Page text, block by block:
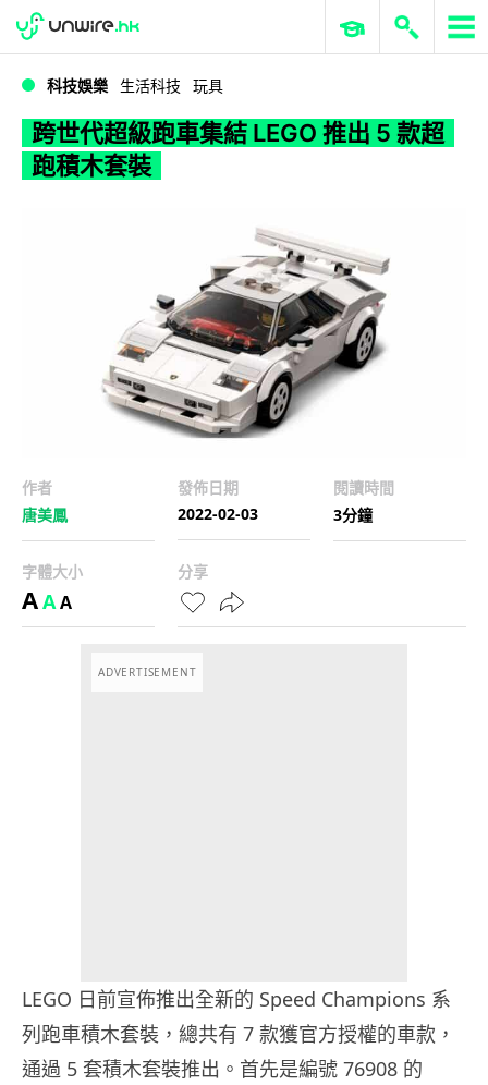
WWDC 2026 ERP 與商業 AI
科技娛樂 生活科技 玩具
跨世代超級跑車集結 LEGO 推出 5 款超
跑積木套裝
作者
唐美鳳
發佈日期
2022-02-03
閱讀時間
3分鐘
字體大小
AAA
分享
ADVERTISEMENT
LEGO 日前宣佈推出全新的 Speed Champions 系
列跑車積木套裝，總共有 7 款獲官方授權的車款，
通過 5 套積木套裝推出。首先是編號 76908 的